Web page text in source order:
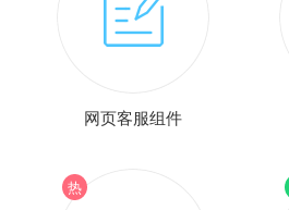
网页客服组件